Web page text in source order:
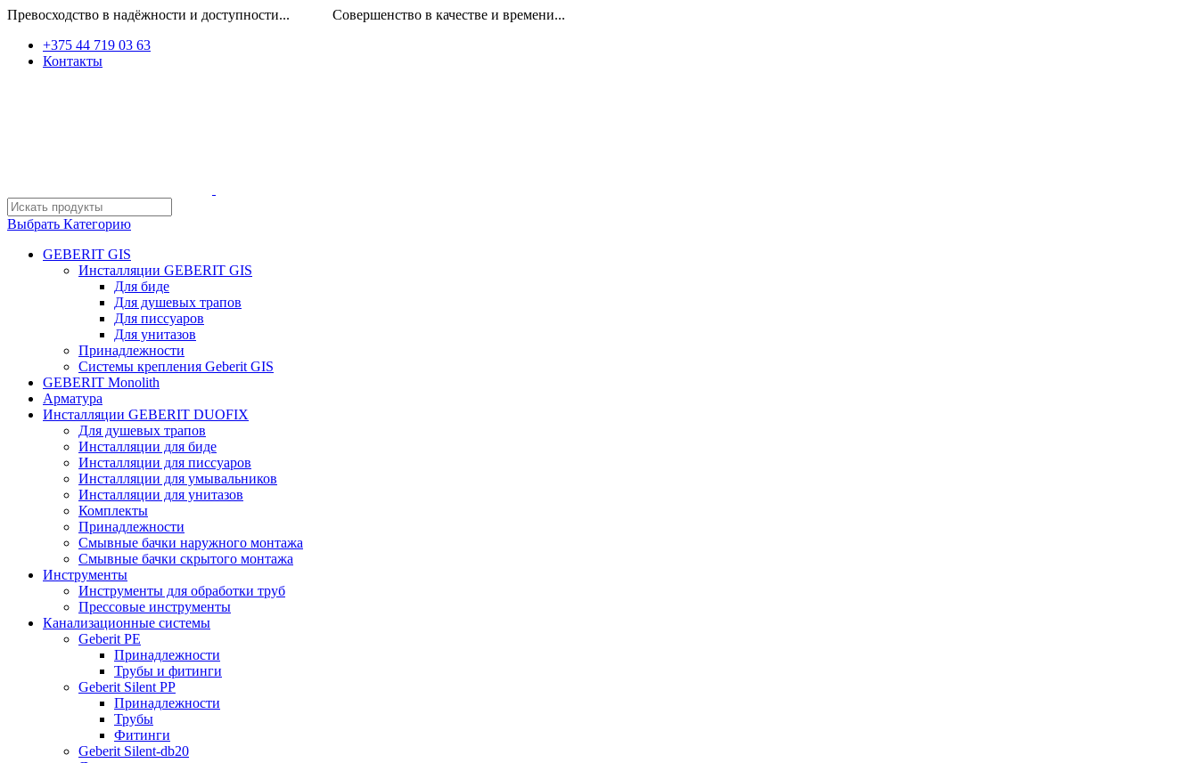
Превосходство в надёжности и доступности... Совершенство в качестве и времени...
+375 44 719 03 63
Контакты
Выбрать Категорию
GEBERIT GIS
Инсталляции GEBERIT GIS
Для биде
Для душевых трапов
Для писсуаров
Для унитазов
Принадлежности
Системы крепления Geberit GIS
GEBERIT Monolith
Арматура
Инсталляции GEBERIT DUOFIX
Для душевых трапов
Инсталляции для биде
Инсталляции для писсуаров
Инсталляции для умывальников
Инсталляции для унитазов
Комплекты
Принадлежности
Смывные бачки наружного монтажа
Смывные бачки скрытого монтажа
Инструменты
Инструменты для обработки труб
Прессовые инструменты
Канализационные системы
Geberit PE
Принадлежности
Трубы и фитинги
Geberit Silent PP
Принадлежности
Трубы
Фитинги
Geberit Silent-db20